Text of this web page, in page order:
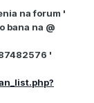
na forum '
bana na @
'